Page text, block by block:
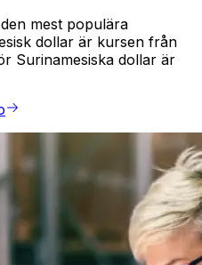
mest populära
dollar är kursen från
Surinamesiska dollar är